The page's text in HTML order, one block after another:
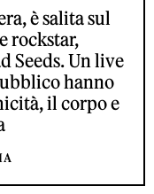
è salita sul
rockstar,
Seeds. Un live
hanno
il corpo e